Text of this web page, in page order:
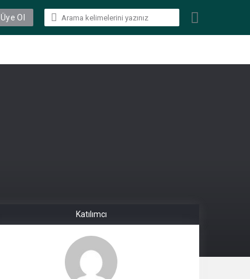
Üye Ol
Katılımcı